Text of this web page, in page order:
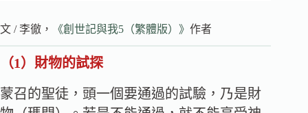
文 / 李徹， 《創世記與我5（繁體版）》 作者
（1） 財物的試探
蒙召的聖徒，頭一個要通過的試驗，乃是財